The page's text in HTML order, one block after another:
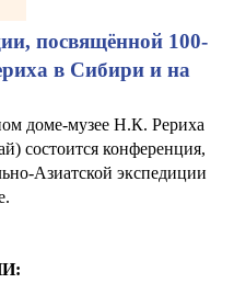
посвящённой 100-
в Сибири и на
доме-музее Н.К. Рериха
состоится конференция,
Азиатской экспедиции